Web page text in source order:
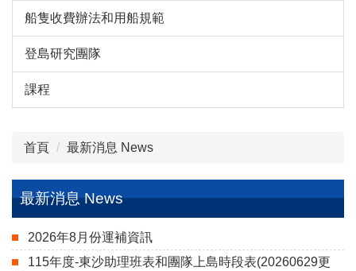
船隻收費辦法和用船規範
登島研究團隊
課程
首頁 最新消息 News
最新消息 News
2026年8月份運補資訊
115年度-東沙助理班表和團隊上島時段表(20260629更